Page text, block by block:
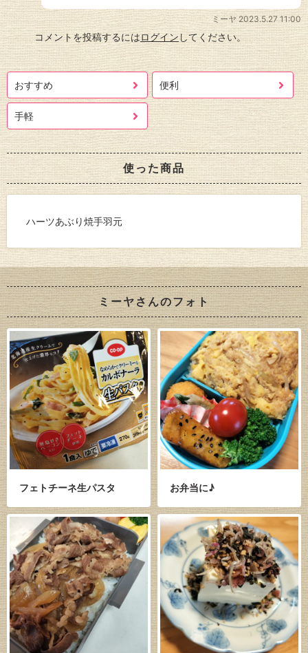
ミーヤ 2023.5.27 11:00
コメントを投稿するにはログイン してください。
おすすめ 便利
手軽
使った商品
ハーツあぶり焼手羽元
ミーヤさんのフォト
フェトチーネ生パスタ お弁当に♪